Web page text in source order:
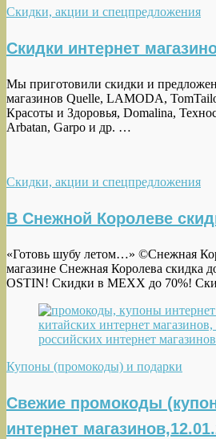
Скидки, акции и спецпредложения
Скидки интернет
Мы приготовили скидки и
магазинов Quelle, LAMODA,
Красоты и Здоровья, Domalina,
Arbatan, Garpo и др. …
Скидки, акции и спецпредложения
В Снежной Королеве
«Готовь шубу летом…» ©Снежная
магазине Снежная Королева скидка
OSTIN! Скидки в MEXX до 70%!
Купоны (промокоды) и подарки
Свежие промокоды
интернет